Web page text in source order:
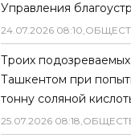
Управления
24.07.2026 08:10,
Троих
Ташкентом при
тонну соляной
25.07.2026 08:18,